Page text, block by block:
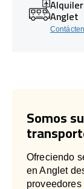
Anglet
Somos
Ofreciendo
en Anglet